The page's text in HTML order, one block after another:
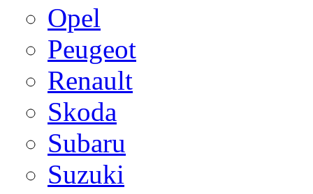
Opel
Peugeot
Renault
Skoda
Subaru
Suzuki